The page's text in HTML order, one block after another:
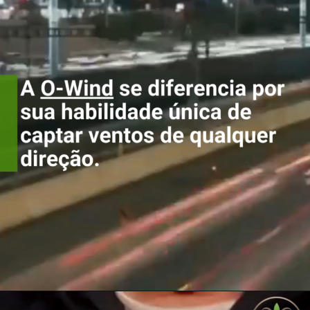
por sua habilidade
única de captar ventos
de qualquer direção.